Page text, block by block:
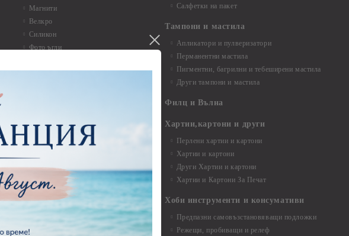
Магнити
Велкро
Силикон
Фото ъгли
Макраме - Други материали
Опаковки
Мебелен обков и аксесоари
Дръжки
Крака за мебели
Други аксесоари, материали и
инструменти
Салфетки на пакет
Тампони и мастила
Апликатори и пулверизатори
Перманентни мастила
Пигментни, багрилни и тебеширени мастила
Други тампони и мастила
Филц и Вълна
Хартии,картони и други
Перлени хартии и картони
Хартии и картони
Други Хартии и картони
Хартии и Картони За Печат
Хоби инструменти и консумативи
Предпазни самовъзстановяващи подложки
Режещи, пробиващи и релеф